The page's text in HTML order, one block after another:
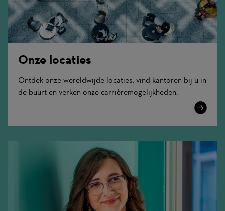
Onze locaties
Ontdek onze wereldwijde locaties: vind kantoren bij u in
de buurt en verken onze carrièremogelijkheden.
Learn